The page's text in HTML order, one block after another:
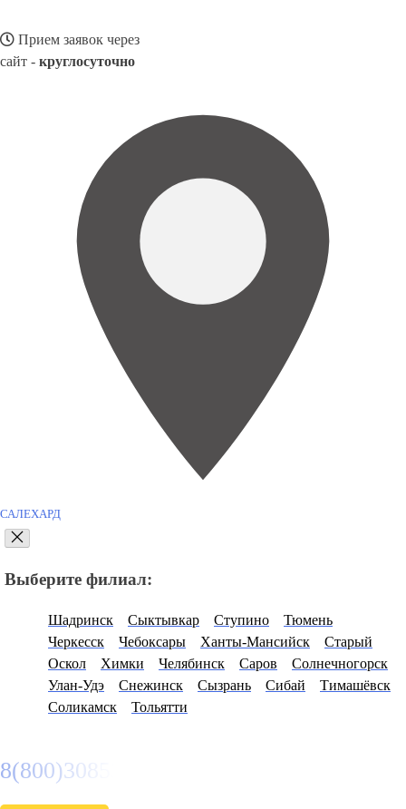
Прием заявок через
сайт - круглосуточно
САЛЕХАРД
Выберите филиал:
Шадринск Сыктывкар Ступино
Тюмень
Черкесск
Чебоксары Ханты-Мансийск
Старый
Оскол
Химки Челябинск Саров
Солнечногорск
Улан-Удэ
Снежинск Сызрань Сибай
Тимашёвск
Соликамск
Тольятти
8(800)3085303